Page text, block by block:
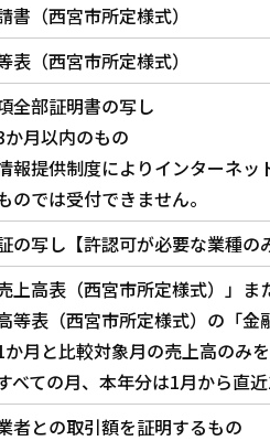
書（西宮市所定様式）
表（西宮市所定様式）
全部証明書の写し
月以内のもの
報提供制度によりインターネッ
のでは受付できません。
の写し【許認可が必要な業種の
上高表（西宮市所定様式）」ま
等表（西宮市所定様式）の「金
月と比較対象月の売上高のみ
べての月、本年分は1月から直
者との取引額を証明するもの